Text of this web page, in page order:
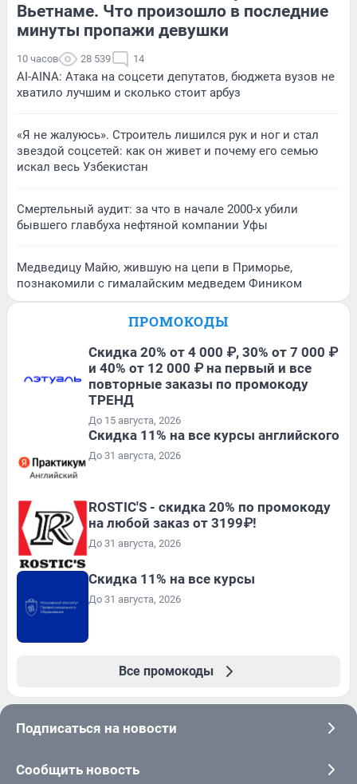
Вьетнаме. Что произошло в последние
минуты пропажи девушки
10 часов 28 539 14
AI-AINA: Атака на соцсети депутатов, бюджета вузов не
хватило лучшим и сколько стоит арбуз
«Я не жалуюсь». Строитель лишился рук и ног и стал
звездой соцсетей: как он живет и почему его семью
искал весь Узбекистан
Смертельный аудит: за что в начале 2000-х убили
бывшего главбуха нефтяной компании Уфы
Медведицу Майю, жившую на цепи в Приморье,
познакомили с гималайским медведем Фиником
ПРОМОКОДЫ
Скидка 20% от 4 000 ₽, 30% от 7 000 ₽
и 40% от 12 000 ₽ на первый и все
повторные заказы по промокоду
ТРЕНД
До 15 августа, 2026
Скидка 11% на все курсы английского
До 31 августа, 2026
ROSTIC'S - скидка 20% по промокоду
на любой заказ от 3199₽!
До 31 августа, 2026
Скидка 11% на все курсы
До 31 августа, 2026
Все промокоды
Подписаться на новости
Сообщить новость